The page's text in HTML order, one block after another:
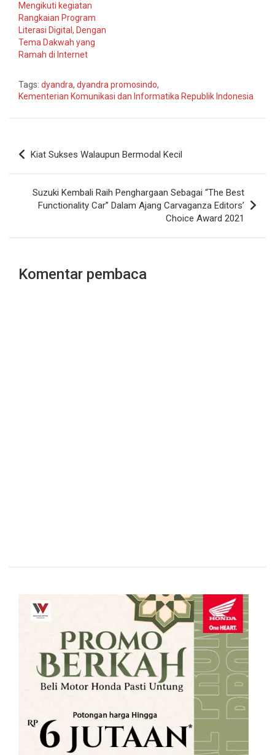
Mengikuti kegiatan
Rangkaian Program
Literasi Digital, Dengan
Tema Dakwah yang
Ramah di Internet
Tags: dyandra, dyandra promosindo,
Kementerian Komunikasi dan Informatika Republik Indonesia
Navigasi
pos
Kiat Sukses Walaupun Bermodal Kecil
Suzuki Kembali Raih Penghargaan Sebagai “The Best
Functionality Car” Dalam Ajang Carvaganza Editors’
Choice Award 2021
Komentar pembaca